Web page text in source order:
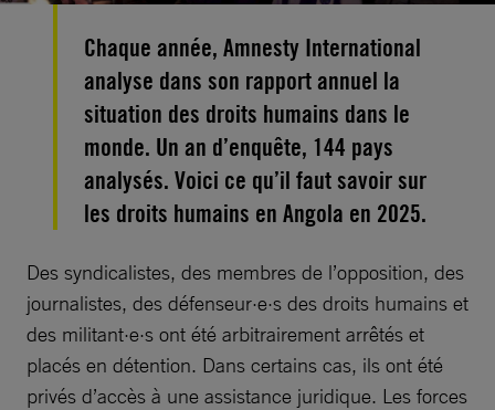
Chaque année, Amnesty International
analyse dans son rapport annuel la
situation des droits humains dans le
monde. Un an d’enquête, 144 pays
analysés. Voici ce qu’il faut savoir sur
les droits humains en Angola en 2025.
Des syndicalistes, des membres de l’opposition, des
journalistes, des défenseur·e·s des droits humains et
des militant·e·s ont été arbitrairement arrêtés et
placés en détention. Dans certains cas, ils ont été
privés d’accès à une assistance juridique. Les forces